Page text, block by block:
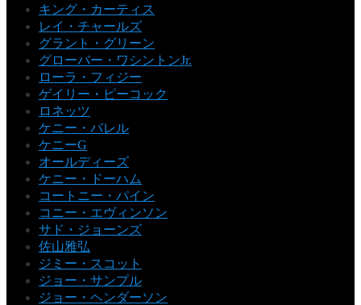
キング・カーティス
レイ・チャールズ
グラント・グリーン
グローバー・ワシントンJr.
ローラ・フィジー
ゲイリー・ピーコック
ロネッツ
ケニー・バレル
ケニーG
オールディーズ
ケニー・ドーハム
コートニー・パイン
コニー・エヴィンソン
サド・ジョーンズ
佐山雅弘
ジミー・スコット
ジョー・サンプル
ジョー・ヘンダーソン